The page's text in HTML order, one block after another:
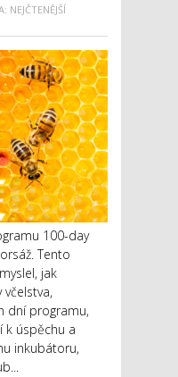
NEJČTENĚJŠÍ
100-day
Tento
jak
dní programu,
k úspěchu a
inkubátoru,